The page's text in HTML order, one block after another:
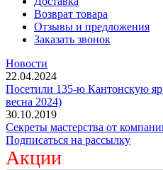
Возврат товара
Отзывы и предложения
Заказать звонок
Новости
22.04.2024
Посетили 135-ю Кантонскую
весна 2024)
30.10.2019
Секреты мастерства от
Подписаться на рассылку
Акции